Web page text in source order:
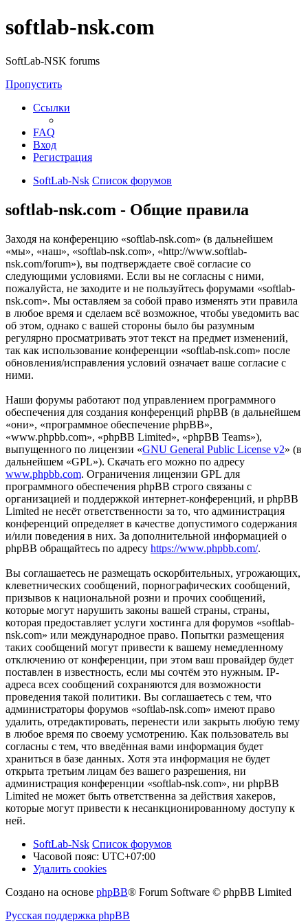
softlab-nsk.com
SoftLab-NSK forums
Пропустить
Ссылки
FAQ
Вход
Регистрация
SoftLab-Nsk Список форумов
softlab-nsk.com - Общие правила
Заходя на конференцию «softlab-nsk.com» (в дальнейшем
«мы», «наш», «softlab-nsk.com», «http://www.softlab-
nsk.com/forum»), вы подтверждаете своё согласие со
следующими условиями. Если вы не согласны с ними,
пожалуйста, не заходите и не пользуйтесь форумами «softlab-
nsk.com». Мы оставляем за собой право изменять эти правила
в любое время и сделаем всё возможное, чтобы уведомить вас
об этом, однако с вашей стороны было бы разумным
регулярно просматривать этот текст на предмет изменений,
так как использование конференции «softlab-nsk.com» после
обновления/исправления условий означает ваше согласие с
ними.
Наши форумы работают под управлением программного
обеспечения для создания конференций phpBB (в дальнейшем
«они», «программное обеспечение phpBB»,
«www.phpbb.com», «phpBB Limited», «phpBB Teams»),
выпущенного по лицензии «GNU General Public License v2» (в
дальнейшем «GPL»). Скачать его можно по адресу
www.phpbb.com. Ограничения лицензии GPL для
программного обеспечения phpBB строго связаны с
организацией и поддержкой интернет-конференций, и phpBB
Limited не несёт ответственности за то, что администрация
конференций определяет в качестве допустимого содержания
и/или поведения в них. За дополнительной информацией о
phpBB обращайтесь по адресу https://www.phpbb.com/.
Вы соглашаетесь не размещать оскорбительных, угрожающих,
клеветнических сообщений, порнографических сообщений,
призывов к национальной розни и прочих сообщений,
которые могут нарушить законы вашей страны, страны,
которая предоставляет услуги хостинга для форумов «softlab-
nsk.com» или международное право. Попытки размещения
таких сообщений могут привести к вашему немедленному
отключению от конференции, при этом ваш провайдер будет
поставлен в известность, если мы сочтём это нужным. IP-
адреса всех сообщений сохраняются для возможности
проведения такой политики. Вы соглашаетесь с тем, что
администраторы форумов «softlab-nsk.com» имеют право
удалить, отредактировать, перенести или закрыть любую тему
в любое время по своему усмотрению. Как пользователь вы
согласны с тем, что введённая вами информация будет
храниться в базе данных. Хотя эта информация не будет
открыта третьим лицам без вашего разрешения, ни
администрация конференции «softlab-nsk.com», ни phpBB
Limited не может быть ответственна за действия хакеров,
которые могут привести к несанкционированному доступу к
ней.
SoftLab-Nsk Список форумов
Часовой пояс: UTC+07:00
Удалить cookies
Создано на основе phpBB® Forum Software © phpBB Limited
Русская поддержка phpBB